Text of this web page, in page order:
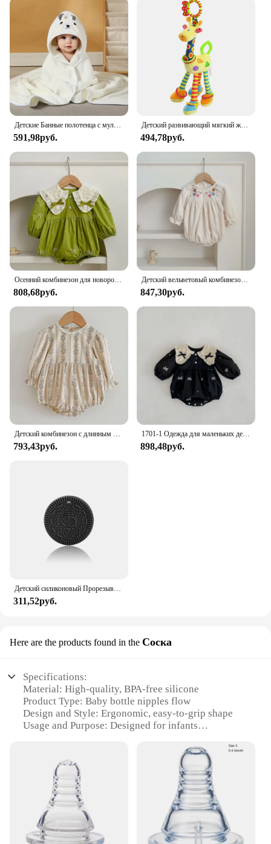
591,98руб.
Детский развивающий мягкий жираф детская погремушка плюшевый жираф игрушки/детский Жираф Животные Погремушки/мягкий жираф животное
494,78руб.
808,68руб.
Детский вельветовый комбинезон с длинным рукавом, с цветочной вышивкой
847,30руб.
Детский комбинезон с длинным рукавом, с цветочным принтом
793,43руб.
1701-1 Одежда для маленьких девочек, одежда для сестры, весенне-осенняя цельная одежда с воротником-бабочкой для маленьких девочек или платье с вышивкой
898,48руб.
Детский силиконовый Прорезыватель для зубов с мультяшными животными, не содержит Бисфенол А, грызунки, ожерелье для прорезывания зубов, детские жевательные игрушки
311,52руб.
Here are the products found in the Соска
Specifications:
Material: High-quality, BPA-free silicone
Product Type: Baby bottle nipples flow
Design and Style: Ergonomic, easy-to-grip shape
Usage and Purpose: Designed for infants
Typical Adaptive Scenario: Suitable for various
feeding positions, including lying down
Shape or Size or Weight or Quantity: Available in
multiple flow rates to accommodate different
feeding stages
Features:
**Optimal Feeding Experience**